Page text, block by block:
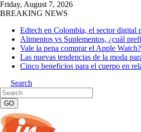
Friday, August 7, 2026
BREAKING NEWS
Edtech en Colombia, el sector digital
Alimentos vs Suplementos, ¿cuál
Vale la pena comprar el Apple Watch?
Las nuevas tendencias de la moda
Cinco beneficios para el cuerpo en
Search